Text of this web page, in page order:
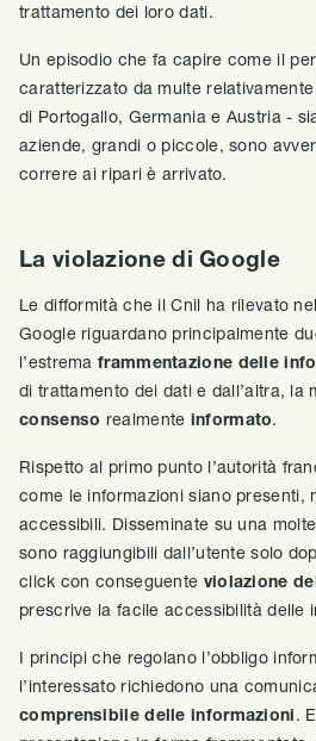
trattamento dei loro dati.
Un episodio che fa capire come il
caratterizzato da multe
di Portogallo, Germania e Austria -
aziende, grandi o piccole, sono
correre ai ripari è arrivato.
La violazione di Google
Le difformità che il Cnil ha rilevato
Google riguardano principalmente
l’estrema frammentazione delle
di trattamento dei dati e dall’altra, la
consenso realmente informato.
Rispetto al primo punto l’autorità
come le informazioni siano presenti,
accessibili. Disseminate su una
sono raggiungibili dall’utente solo
click con conseguente violazione
prescrive la facile accessibilità delle
I principi che regolano l’obbligo
l’interessato richiedono una
comprensibile delle informazioni.